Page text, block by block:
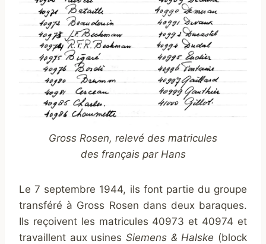
Gross Rosen, relevé des matricules
des français par Hans
Le 7 septembre 1944, ils font partie du groupe
transféré à Gross Rosen dans deux baraques.
Ils reçoivent les matricules 40973 et 40974 et
travaillent aux usines Siemens & Halske (block